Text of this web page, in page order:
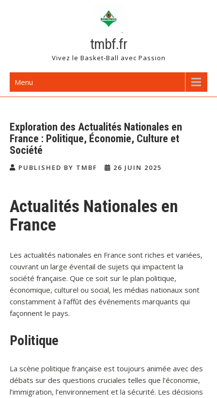
tmbf.fr
Vivez le Basket-Ball avec Passion
Menu
Exploration des Actualités Nationales en
France : Politique, Économie, Culture et
Société
PUBLISHED BY TMBF 26 JUIN 2025
Actualités Nationales en
France
Les actualités nationales en France sont riches et variées,
couvrant un large éventail de sujets qui impactent la
société française. Que ce soit sur le plan politique,
économique, culturel ou social, les médias nationaux sont
constamment à l’affût des événements marquants qui
façonnent le pays.
Politique
La scène politique française est toujours animée avec des
débats sur des questions cruciales telles que l’économie,
l’immigration, l’environnement et la sécurité. Les décisions